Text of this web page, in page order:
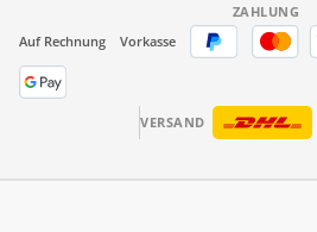
ZAHLUNG
Auf Rechnung
Vorkasse
VERSAND